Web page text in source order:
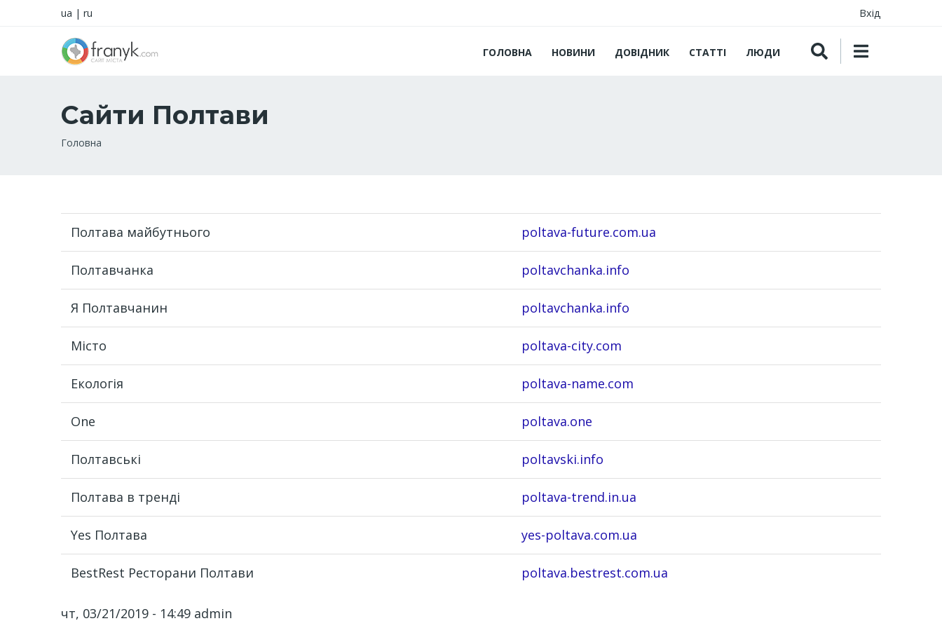
ua | ru Вхід
ГОЛОВНА НОВИНИ ДОВІДНИК СТАТТІ ЛЮДИ
Сайти Полтави
Рядок
Головна
Полтава майбутнього poltava-future.com.ua
Полтавчанка poltavchanka.info
Я Полтавчанин poltavchanka.info
Місто poltava-city.com
Екологія poltava-name.com
One poltava.one
Полтавські poltavski.info
Полтава в тренді poltava-trend.in.ua
Yes Полтава yes-poltava.com.ua
BestRest Ресторани Полтави poltava.bestrest.com.ua
чт, 03/21/2019 - 14:49 admin